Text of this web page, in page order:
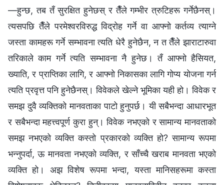
—हुन्छ, तब तँ सुरक्षित हुनेछस् र तैँले गम्भीर त्रुटिहरू गर्नेछैनस्।
त्यसपछि तैँले परमेश्‍वरविरुद्ध विद्रोह गर्ने वा आफ्नो कर्तव्य त्याग्ने
जस्ता कामहरू गर्ने सम्भावना त्यति धेरै हुनेछैन, न त तैँले झाराटारुवा
तरिकाले काम गर्ने त्यति सम्भावना नै हुनेछ। तँ आफ्नो हैसियत,
ख्याति, र प्राप्तिका लागि, र आफ्नो निकासका लागि गोप्य योजना गर्न
त्यति प्रवृत्त पनि हुनेछैनस्। विवेकले खेल्ने भूमिका यही हो। विवेक र
समझ दुवै व्यक्तिको मानवताका पाटो हुनुपर्छ। यी सबैभन्दा आधारभूत
र सबैभन्दा महत्त्वपूर्ण कुरा हुन्। विवेक नभएको र सामान्य मानवताको
समझ नभएको व्यक्ति कस्तो प्रकारको व्यक्ति हो? सामान्य रूपमा
भन्नुपर्दा, ऊ मानवता नभएको व्यक्ति, र साँच्चै खराब मानवता भएको
व्यक्ति हो। अझ विशेष रूपमा भन्दा, यस्ता मानिसहरूमा कस्ता